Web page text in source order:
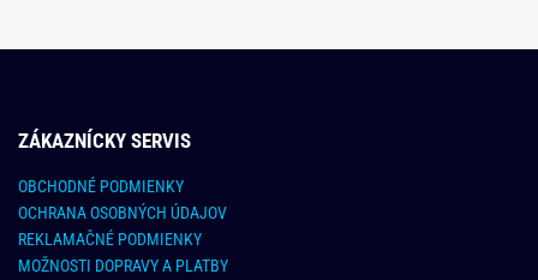
ZÁKAZNÍCKY SERVIS
OBCHODNÉ PODMIENKY
OCHRANA OSOBNÝCH ÚDAJOV
REKLAMAČNÉ PODMIENKY
MOŽNOSTI DOPRAVY A PLATBY